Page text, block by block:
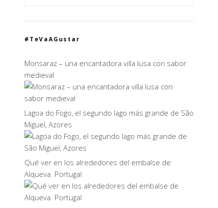
#TeVaAGustar
Monsaraz – una encantadora villa lusa con sabor
medieval
Lagoa do Fogo, el segundo lago más grande de São
Miguel, Azores
Qué ver en los alrededores del embalse de
Alqueva. Portugal